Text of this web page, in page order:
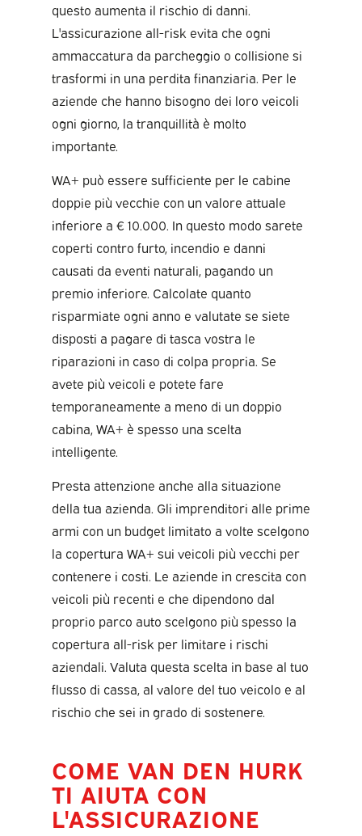
questo aumenta il rischio di danni.
L'assicurazione all-risk evita che ogni
ammaccatura da parcheggio o collisione si
trasformi in una perdita finanziaria. Per le
aziende che hanno bisogno dei loro veicoli
ogni giorno, la tranquillità è molto
importante.
WA+ può essere sufficiente per le cabine
doppie più vecchie con un valore attuale
inferiore a € 10.000. In questo modo sarete
coperti contro furto, incendio e danni
causati da eventi naturali, pagando un
premio inferiore. Calcolate quanto
risparmiate ogni anno e valutate se siete
disposti a pagare di tasca vostra le
riparazioni in caso di colpa propria. Se
avete più veicoli e potete fare
temporaneamente a meno di un doppio
cabina, WA+ è spesso una scelta
intelligente.
Presta attenzione anche alla situazione
della tua azienda. Gli imprenditori alle prime
armi con un budget limitato a volte scelgono
la copertura WA+ sui veicoli più vecchi per
contenere i costi. Le aziende in crescita con
veicoli più recenti e che dipendono dal
proprio parco auto scelgono più spesso la
copertura all-risk per limitare i rischi
aziendali. Valuta questa scelta in base al tuo
flusso di cassa, al valore del tuo veicolo e al
rischio che sei in grado di sostenere.
COME VAN DEN HURK
TI AIUTA CON
L'ASSICURAZIONE